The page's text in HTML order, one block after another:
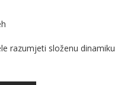
razumjeti složenu dinamiku